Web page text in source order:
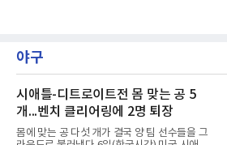
홀에서 경기하고 있다.
야구
시애틀-디트로이트전 몸 맞는 공 5
개...벤치 클리어링에 2명 퇴장
몸에 맞는 공 다섯 개가 결국 양 팀 선수들을 그